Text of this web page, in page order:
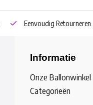
Eenvoudig Retourneren
Informatie
Onze Ballonwinkel
Categorieën